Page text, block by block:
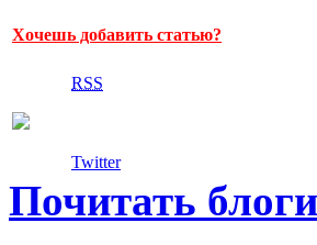
Хочешь добавить статью?
RSS
Twitter
Почитать